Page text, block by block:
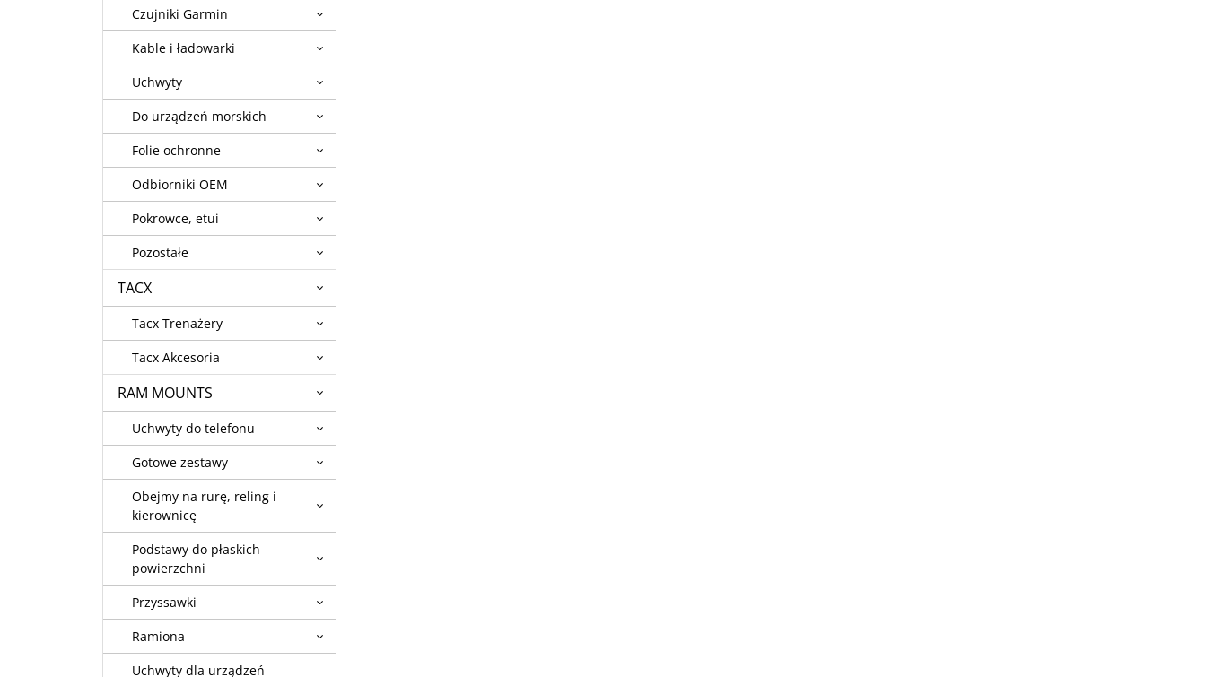
Czujniki Garmin
Kable i ładowarki
Uchwyty
Do urządzeń morskich
Folie ochronne
Odbiorniki OEM
Pokrowce, etui
Pozostałe
TACX
Tacx Trenażery
Tacx Akcesoria
RAM MOUNTS
Uchwyty do telefonu
Gotowe zestawy
Obejmy na rurę, reling i
kierownicę
Podstawy do płaskich
powierzchni
Przyssawki
Ramiona
Uchwyty dla urządzeń